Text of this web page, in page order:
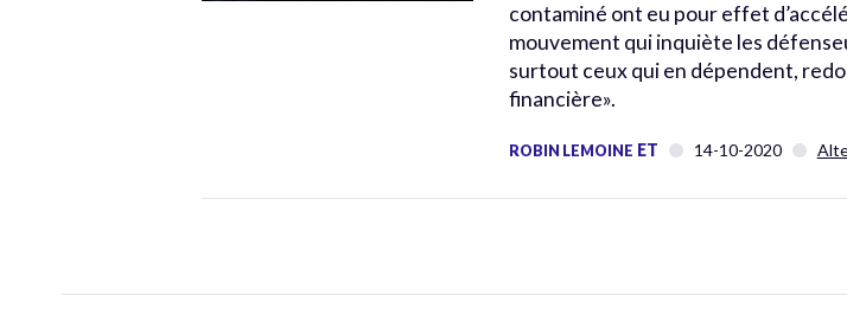
contaminé ont eu pour effet
mouvement qui inquiète les
surtout ceux qui en dépendent,
financière».
ROBIN LEMOINE ET 14-10-2020